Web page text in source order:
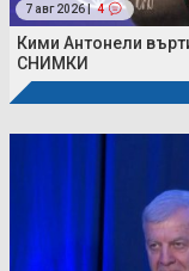
7 авг 2026 | 4
Кими Антонели
СНИМКИ